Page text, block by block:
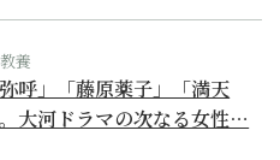
養
弥呼」「藤原薬子」「満天
大河ドラマの次なる女性…